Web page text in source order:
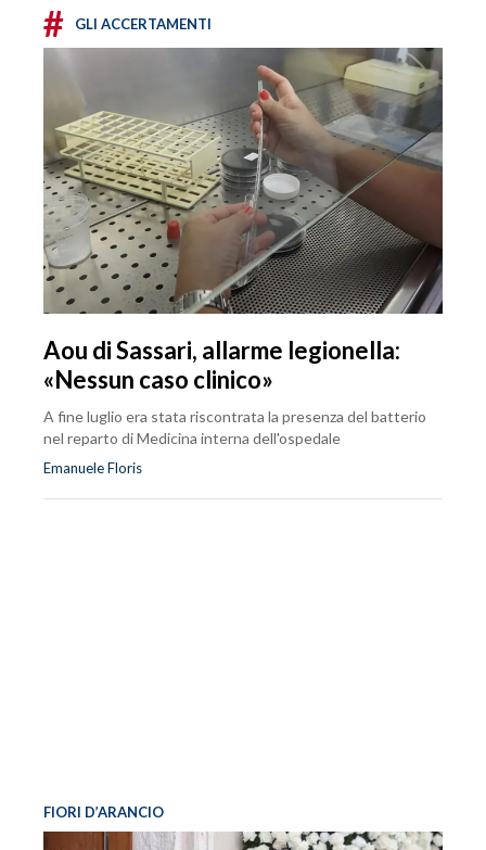
# GLI ACCERTAMENTI
Aou di Sassari, allarme legionella:
«Nessun caso clinico»
A fine luglio era stata riscontrata la presenza del batterio
nel reparto di Medicina interna dell'ospedale
Emanuele Floris
FIORI D’ARANCIO